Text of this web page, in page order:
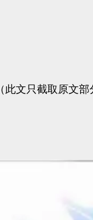
文只截取原文